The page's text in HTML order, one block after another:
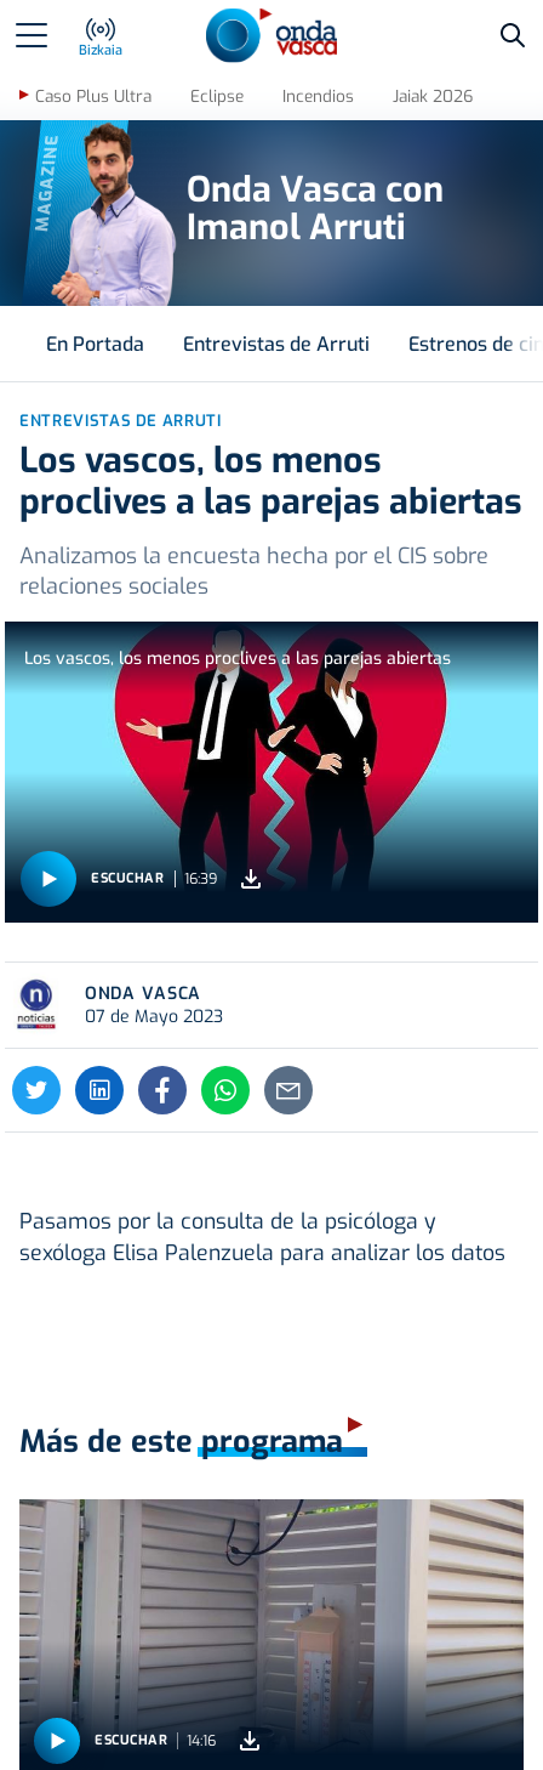
Bizkaia
Caso Plus Ultra Eclipse Incendios Jaiak 2026
MAGAZINE
Onda Vasca con
Imanol Arruti
En Portada Entrevistas de Arruti Estrenos de
ENTREVISTAS DE ARRUTI
Los vascos, los menos
proclives a las parejas abiertas
Analizamos la encuesta hecha por el CIS sobre
relaciones sociales
Los vascos, los menos proclives a las parejas abiertas
ESCUCHAR 16:39
ONDA VASCA
07 de Mayo 2023
Pasamos por la consulta de la psicóloga y
sexóloga Elisa Palenzuela para analizar los datos
Más de este programa
ESCUCHAR 14:16